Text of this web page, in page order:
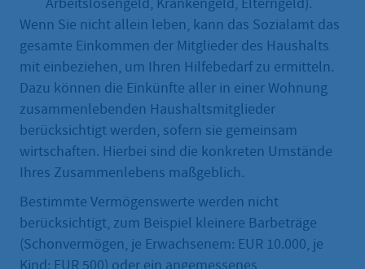
Wenn Sie nicht allein leben, kann das Sozialamt das
gesamte Einkommen der Mitglieder des Haushalts
mit einbeziehen, um Ihren Hilfebedarf zu ermitteln.
Dazu können die Einkünfte aller in einer Wohnung
zusammenlebenden Haushaltsmitglieder
berücksichtigt werden, sofern sie gemeinsam
wirtschaften. Hierbei sind die konkreten Umstände
Ihres Zusammenlebens maßgeblich.
Bestimmte Vermögenswerte werden nicht
berücksichtigt, zum Beispiel kleinere Barbeträge
(Schonvermögen, je Erwachsenem: EUR 10.000, je
Kind: EUR 500) oder ein angemessenes